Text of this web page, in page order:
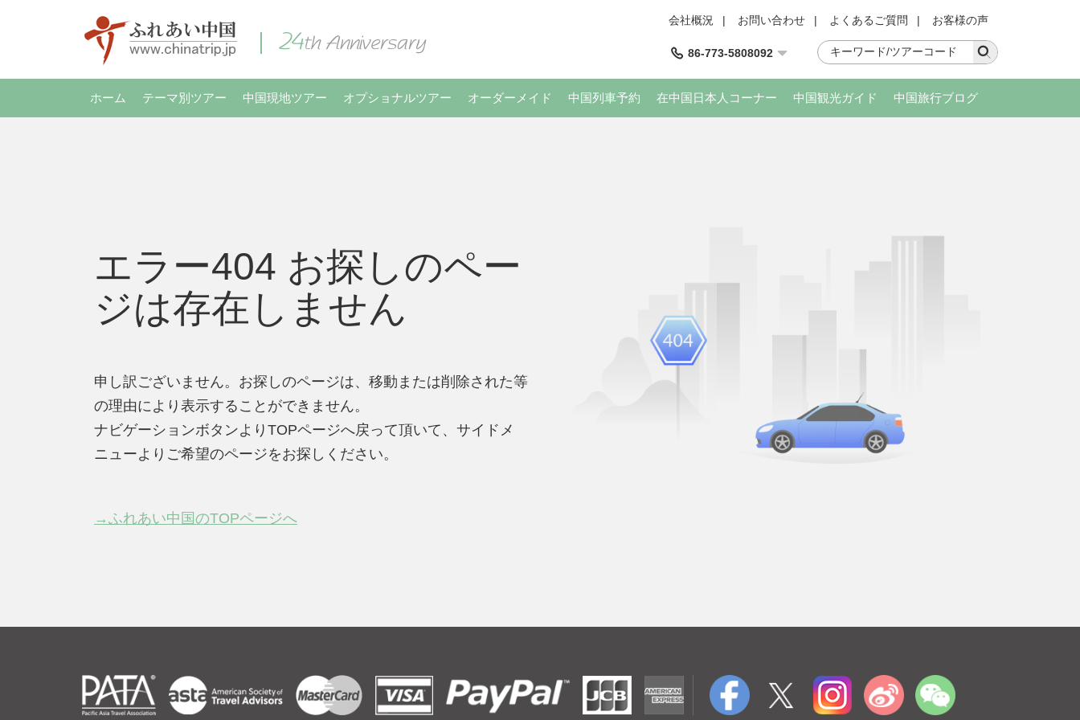
会社概況 | お問い合わせ | よくあるご質問 | お客様の声
86-773-5808092
ホーム テーマ別ツアー 中国現地ツアー オプショナルツアー オーダーメイド 中国列車予約 在中国日本人コーナー 中国観光ガイド 中国旅行ブログ
エラー404 お探しのペー
ジは存在しません
申し訳ございません。お探しのページは、移動または削除された等
の理由により表示することができません。
ナビゲーションボタンよりTOPページへ戻って頂いて、サイドメ
ニューよりご希望のページをお探しください。
→ふれあい中国のTOPページへ